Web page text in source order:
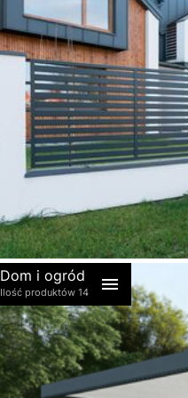
Dom i ogród
Ilość produktów 14